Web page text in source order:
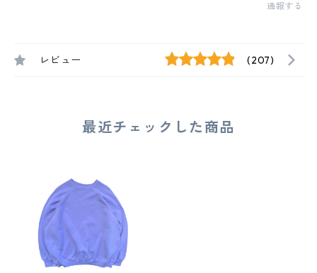
通報する
レビュー (207)
最近チェックした商品